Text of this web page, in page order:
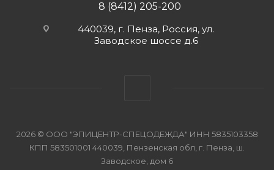
8 (8412) 205-200
440039, г. Пенза, Россия, ул.
Заводское шоссе д.6
2026 © ООО "ЭПИЦЕНТР-СПЕЦОДЕЖДА" ИНН 5835103358
КПП 583501001 440039, Пензенская обл, г. Пенза, ш.
Заводское, дом 6